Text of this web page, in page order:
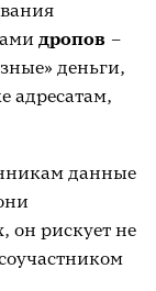
дропов –
деньги,
адресатам,
данные
он рискует не